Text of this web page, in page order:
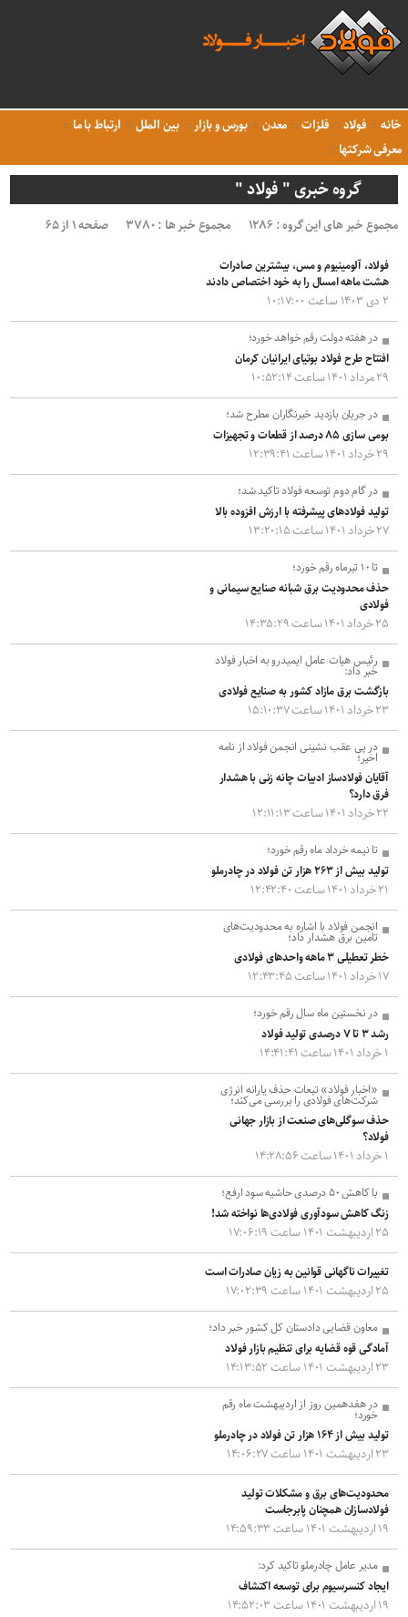
خانه فولاد فلزات معدن بورس و بازار بین الملل
ارتباط با ما
معرفی شرکتها
گروه خبری " فولاد "
مجموع خبر های این گروه : ۱۲۸۶ مجموع خبر ها : ۳۷۸۰ صفحه ۱ از ۶۵
فولاد، آلومینیوم و مس، بیشترین صادرات
هشت ماهه امسال را به خود اختصاص دادند
۲ دی ۱۴۰۳ ساعت ۱۰:۱۷:۰۰
در هفته دولت رقم خواهد خورد؛
افتتاح طرح فولاد بوتیای ایرانیان کرمان
۲۹ مرداد ۱۴۰۱ ساعت ۱۰:۵۲:۱۴
در جریان بازدید خبرنگاران مطرح شد؛
بومی سازی ۸۵ درصد از قطعات و تجهیزات
۲۹ خرداد ۱۴۰۱ ساعت ۱۲:۳۹:۴۱
در گام دوم توسعه فولاد تاکید شد؛
تولید فولادهای پیشرفته با ارزش افزوده بالا
۲۷ خرداد ۱۴۰۱ ساعت ۱۳:۲۰:۱۵
تا ۱۰ تیرماه رقم خورد؛
حذف محدودیت برق شبانه صنایع سیمانی و
فولادی
۲۵ خرداد ۱۴۰۱ ساعت ۱۴:۳۵:۲۹
رئیس هیات عامل ایمیدرو به اخبار فولاد
خبر داد:
بازگشت برق مازاد کشور به صنایع فولادی
۲۳ خرداد ۱۴۰۱ ساعت ۱۵:۱۰:۳۷
در پی عقب نشینی انجمن فولاد از نامه
اخیر؛
آقایان فولادساز ادبیات چانه زنی با هشدار
فرق دارد؟
۲۲ خرداد ۱۴۰۱ ساعت ۱۲:۱۱:۱۳
تا نیمه خرداد ماه رقم خورد؛
تولید بیش از ۲۶۳ هزار تن فولاد در چادرملو
۲۱ خرداد ۱۴۰۱ ساعت ۱۲:۴۲:۴۰
انجمن فولاد با اشاره به محدودیت‌های
تامین برق هشدار داد؛
خطر تعطیلی ۳ ماهه واحدهای فولادی
۱۷ خرداد ۱۴۰۱ ساعت ۱۲:۴۳:۴۵
در نخستین ماه سال رقم خورد؛
رشد ۳ تا ۷ درصدی تولید فولاد
۱ خرداد ۱۴۰۱ ساعت ۱۴:۴۱:۴۱
«اخبار فولاد» تبعات حذف یارانه انرژی
شرکت‌های فولادی را بررسی می‌کند؛
حذف سوگلی‌های صنعت از بازار جهانی
فولاد؟
۱ خرداد ۱۴۰۱ ساعت ۱۴:۲۸:۵۶
با کاهش ۵۰ درصدی حاشیه سود ارفع؛
زنگ کاهش سودآوری فولادی‌ها نواخته شد!
۲۵ اردیبهشت ۱۴۰۱ ساعت ۱۷:۰۶:۱۹
تغییرات ناگهانی قوانین به زیان صادرات است
۲۵ اردیبهشت ۱۴۰۱ ساعت ۱۷:۰۲:۳۹
معاون قضایی دادستان کل کشور خبر داد؛
آمادگی قوه قضایه برای تنظیم بازار فولاد
۲۳ اردیبهشت ۱۴۰۱ ساعت ۱۴:۱۳:۵۲
در هفدهمین روز از اردیبهشت ماه رقم
خورد؛
تولید بیش از ۱۶۴ هزار تن فولاد در چادرملو
۲۳ اردیبهشت ۱۴۰۱ ساعت ۱۴:۰۶:۲۷
محدودیت‌های برق و مشکلات تولید
فولادسازان همچنان پابرجاست
۱۹ اردیبهشت ۱۴۰۱ ساعت ۱۴:۵۹:۳۳
مدیر عامل چادرملو تاکید کرد:
ایجاد کنسرسیوم برای توسعه اکتشاف
۱۹ اردیبهشت ۱۴۰۱ ساعت ۱۴:۵۲:۰۳